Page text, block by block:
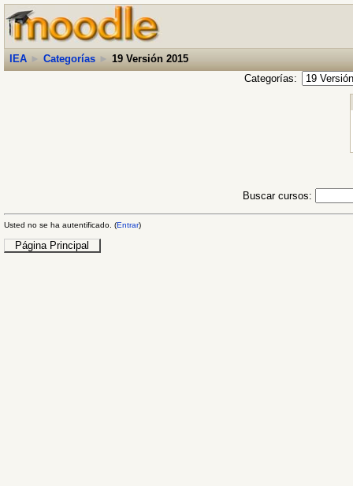
IEA ► Categorías ► 19 Versión 2015
Categorías:
Buscar cursos:
Usted no se ha autentificado. (Entrar)
Página Principal